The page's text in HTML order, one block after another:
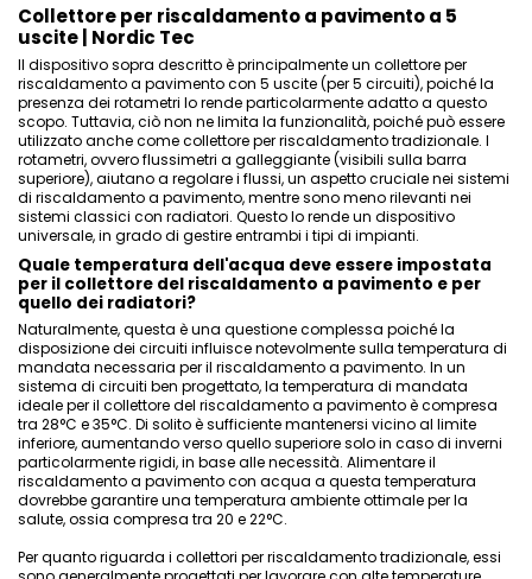
Collettore per riscaldamento a pavimento a 5
uscite | Nordic Tec
Il dispositivo sopra descritto è principalmente un collettore per
riscaldamento a pavimento con 5 uscite (per 5 circuiti), poiché la
presenza dei rotametri lo rende particolarmente adatto a questo
scopo. Tuttavia, ciò non ne limita la funzionalità, poiché può essere
utilizzato anche come collettore per riscaldamento tradizionale. I
rotametri, ovvero flussimetri a galleggiante (visibili sulla barra
superiore), aiutano a regolare i flussi, un aspetto cruciale nei sistemi
di riscaldamento a pavimento, mentre sono meno rilevanti nei
sistemi classici con radiatori. Questo lo rende un dispositivo
universale, in grado di gestire entrambi i tipi di impianti.
Quale temperatura dell'acqua deve essere impostata
per il collettore del riscaldamento a pavimento e per
quello dei radiatori?
Naturalmente, questa è una questione complessa poiché la
disposizione dei circuiti influisce notevolmente sulla temperatura di
mandata necessaria per il riscaldamento a pavimento. In un
sistema di circuiti ben progettato, la temperatura di mandata
ideale per il collettore del riscaldamento a pavimento è compresa
tra 28°C e 35°C. Di solito è sufficiente mantenersi vicino al limite
inferiore, aumentando verso quello superiore solo in caso di inverni
particolarmente rigidi, in base alle necessità. Alimentare il
riscaldamento a pavimento con acqua a questa temperatura
dovrebbe garantire una temperatura ambiente ottimale per la
salute, ossia compresa tra 20 e 22°C.
Per quanto riguarda i collettori per riscaldamento tradizionale, essi